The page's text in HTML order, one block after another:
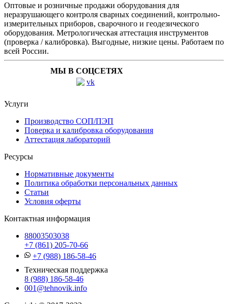
Оптовые и розничные продажи оборудования для
неразрушающего контроля сварных соединений, контрольно-
измерительных приборов, сварочного и геодезического
оборудования. Метрологическая аттестация инструментов
(проверка / калибровка). Выгодные, низкие цены. Работаем по
всей России.
МЫ В СОЦСЕТЯХ
Услуги
Производство СОП/ПЭП
Поверка и калибровка оборудования
Аттестация лабораторий
Ресурсы
Нормативные документы
Политика обработки персональных данных
Статьи
Условия оферты
Контактная информация
88003503038
+7 (861) 205-70-66
+7 (988) 186-58-46
Техническая поддержка
8 (988) 186-58-46
001@tehnovik.info